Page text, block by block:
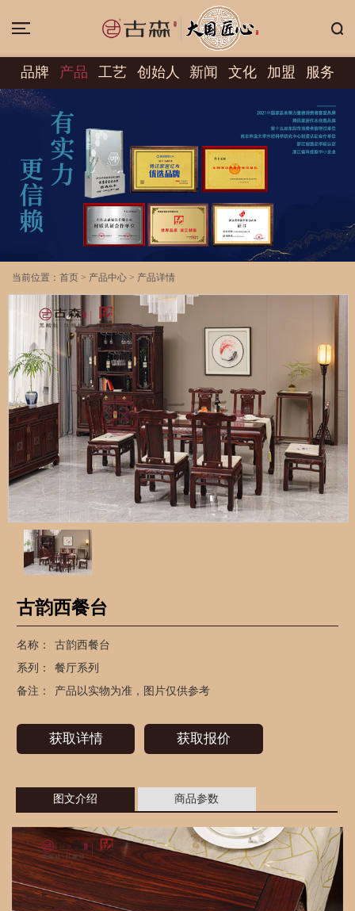
品牌 产品 工艺 创始人 新闻 文化 加盟 服务
当前位置： 首页 > 产品中心 > 产品详情
古韵西餐台
名称：
古韵西餐台
系列：
餐厅系列
备注：
产品以实物为准，图片仅供参考
获取详情 获取报价
图文介绍 商品参数